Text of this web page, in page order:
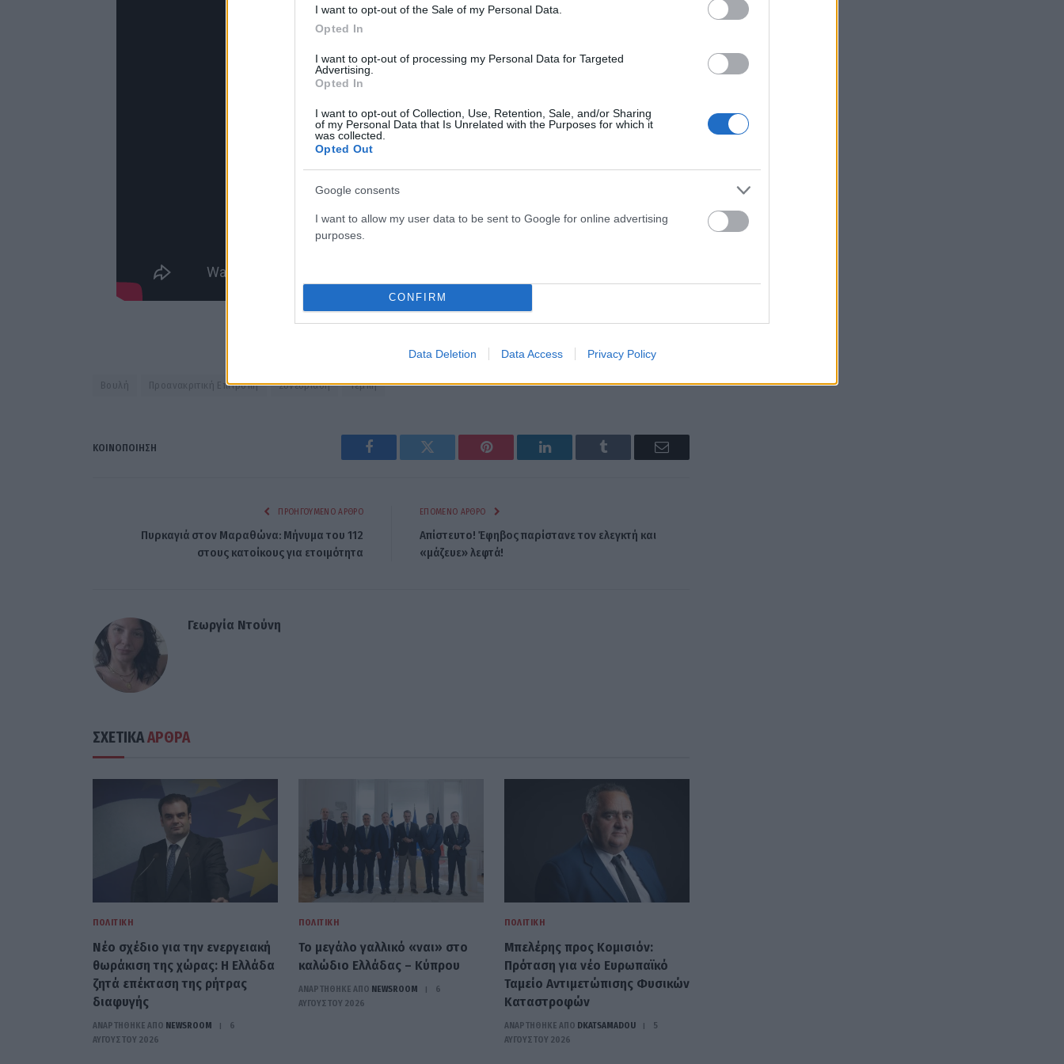
I want to opt-out of the Sale of my Personal Data.
Opted In
I want to opt-out of processing my Personal Data for Targeted
Advertising.
Opted In
I want to opt-out of Collection, Use, Retention, Sale, and/or Sharing
of my Personal Data that Is Unrelated with the Purposes for which it
was collected.
Opted Out
Google consents
I want to allow my user data to be sent to Google for online advertising
purposes.
CONFIRM
Data Deletion Data Access Privacy Policy
Βουλή Προανακριτική Επιτροπή Συνεδρίαση Τέμπη
ΚΟΙΝΟΠΟΊΗΣΗ
Facebook Twitter Pinterest LinkedIn Tumblr Email
ΠΡΟΗΓΟΎΜΕΝΟ ΆΡΘΡΟ
Πυρκαγιά στον Μαραθώνα: Μήνυμα του 112
στους κατοίκους για ετοιμότητα
ΕΠΌΜΕΝΟ ΆΡΘΡΟ
Απίστευτο! Έφηβος παρίστανε τον ελεγκτή και
«μάζευε» λεφτά!
Γεωργία Ντούνη
ΣΧΕΤΙΚΑΑΡΘΡΑ
ΠΟΛΙΤΙΚΉ
Νέο σχέδιο για την ενεργειακή
θωράκιση της χώρας: Η Ελλάδα
ζητά επέκταση της ρήτρας
διαφυγής
ΑΝΑΡΤΗΘΗΚΕ ΑΠΟ NEWSROOM
6
ΑΥΓΟΎΣΤΟΥ 2026
ΠΟΛΙΤΙΚΉ
Το μεγάλο γαλλικό «ναι» στο
καλώδιο Ελλάδας – Κύπρου
ΑΝΑΡΤΗΘΗΚΕ ΑΠΟ NEWSROOM
6
ΑΥΓΟΎΣΤΟΥ 2026
ΠΟΛΙΤΙΚΉ
Μπελέρης προς Κομισιόν:
Πρόταση για νέο Ευρωπαϊκό
Ταμείο Αντιμετώπισης Φυσικών
Καταστροφών
ΑΝΑΡΤΗΘΗΚΕ ΑΠΟ DKATSAMADOU
5
ΑΥΓΟΎΣΤΟΥ 2026